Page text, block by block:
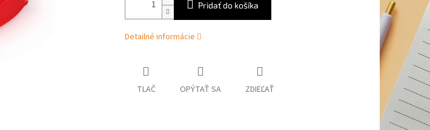
Pridať do košíka
Detailné informácie
TLAČ OPÝTAŤ SA ZDIEĽAŤ